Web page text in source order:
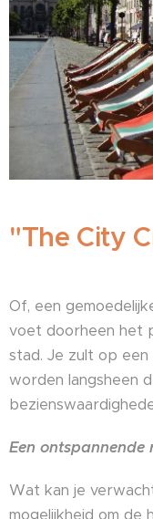
"The City
Of, een
voet doorheen het
stad. Je zult op
worden langsheen
Een
Wat kan je